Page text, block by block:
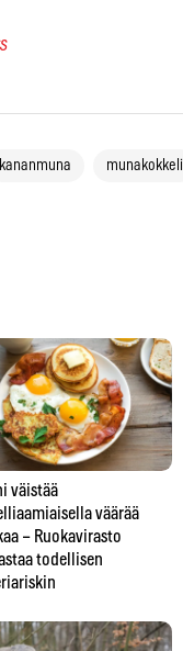
kananmuna munakokkeli
väistää
väärää
– Ruokavirasto
todellisen